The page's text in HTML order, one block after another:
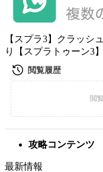
【スプラ3】クラッシ
り【スプラトゥーン3】
攻略コンテンツ
最新情報